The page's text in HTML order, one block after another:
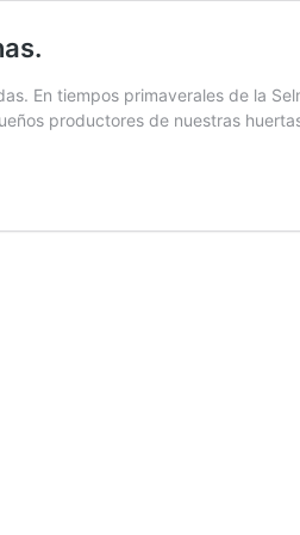
En tiempos primaverales de la
productores de nuestras